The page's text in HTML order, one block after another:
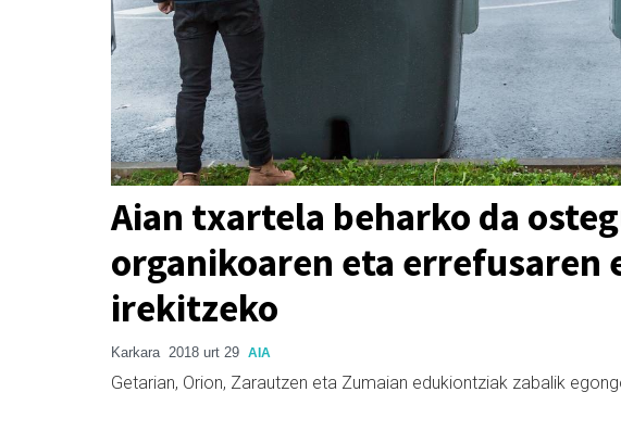
Aian txartela beharko da
organikoaren eta errefusaren
irekitzeko
Karkara 2018 urt 29 AIA
Getarian, Orion, Zarautzen eta Zumaian edukiontziak zabalik